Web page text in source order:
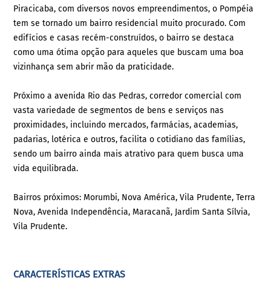
Piracicaba, com diversos novos empreendimentos, o Pompéia
tem se tornado um bairro residencial muito procurado. Com
edifícios e casas recém-construídos, o bairro se destaca
como uma ótima opção para aqueles que buscam uma boa
vizinhança sem abrir mão da praticidade.
Próximo a avenida Rio das Pedras, corredor comercial com
vasta variedade de segmentos de bens e serviços nas
proximidades, incluindo mercados, farmácias, academias,
padarias, lotérica e outros, facilita o cotidiano das famílias,
sendo um bairro ainda mais atrativo para quem busca uma
vida equilibrada.
Bairros próximos: Morumbi, Nova América, Vila Prudente, Terra
Nova, Avenida Independência, Maracanã, Jardim Santa Sílvia,
Vila Prudente.
CARACTERÍSTICAS EXTRAS